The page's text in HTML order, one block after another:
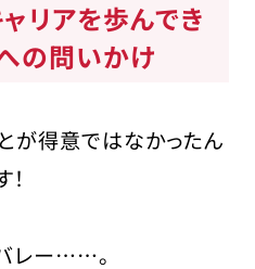
リアを歩んでき
の問いかけ
が得意ではなかったん
バレー……。